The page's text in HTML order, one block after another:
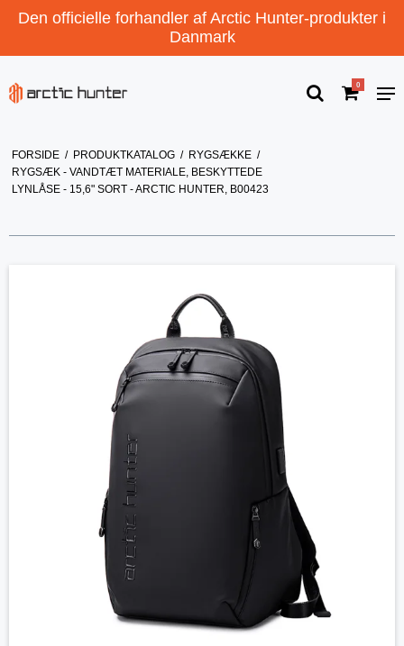
Den officielle forhandler af Arctic Hunter-produkter i
Danmark
0
FORSIDE / PRODUKTKATALOG / RYGSÆKKE /
RYGSÆK - VANDTÆT MATERIALE, BESKYTTEDE
LYNLÅSE - 15,6" SORT - ARCTIC HUNTER, B00423